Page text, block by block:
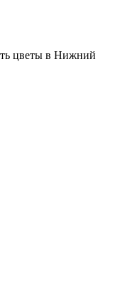
цветы в Нижний